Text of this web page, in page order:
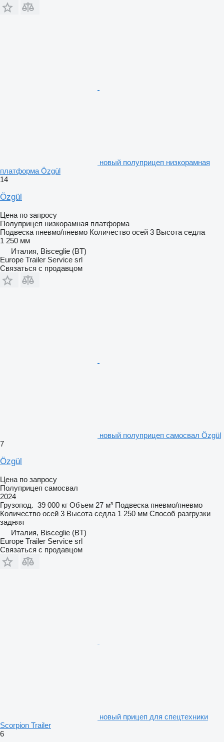
новый полуприцеп низкорамная
платформа Özgül
14
Özgül
Цена по запросу
Полуприцеп низкорамная платформа
Подвеска пневмо/пневмо Количество осей 3 Высота седла
1 250 мм
Италия, Bisceglie (BT)
Europe Trailer Service srl
Связаться с продавцом
новый полуприцеп самосвал Özgül
7
Özgül
Цена по запросу
Полуприцеп самосвал
2024
Грузопод. 39 000 кг Объем 27 м³ Подвеска пневмо/пневмо
Количество осей 3 Высота седла 1 250 мм Способ разгрузки
задняя
Италия, Bisceglie (BT)
Europe Trailer Service srl
Связаться с продавцом
новый прицеп для спецтехники
Scorpion Trailer
6